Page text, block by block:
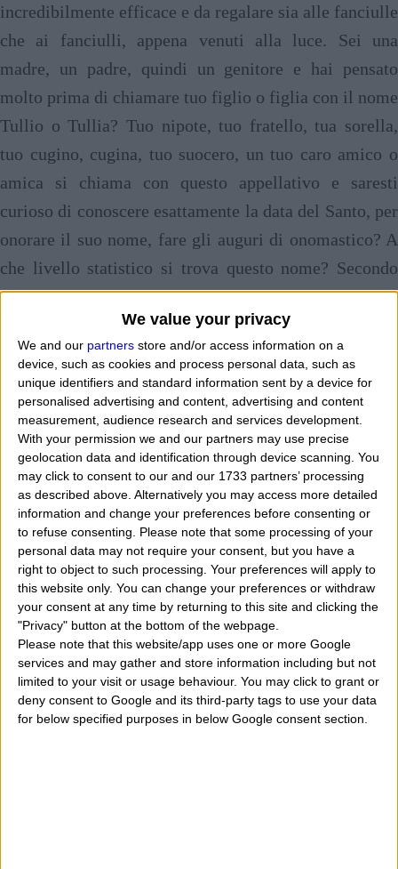
We value your privacy
We and our partners store and/or access information on a
device, such as cookies and process personal data, such as
unique identifiers and standard information sent by a device for
personalised advertising and content, advertising and content
measurement, audience research and services development.
With your permission we and our partners may use precise
geolocation data and identification through device scanning. You
may click to consent to our and our 1733 partners’ processing
as described above. Alternatively you may access more detailed
information and change your preferences before consenting or
to refuse consenting.
Please note that some processing of your
personal data may not require your consent, but you have a
right to object to such processing. Your preferences will apply to
this website only. You can change your preferences or withdraw
your consent at any time by returning to this site and clicking the
"Privacy" button at the bottom of the webpage.
Please note that this website/app uses one or more Google
services and may gather and store information including but not
limited to your visit or usage behaviour. You may click to grant or
deny consent to Google and its third-party tags to use your data
for below specified purposes in below Google consent section.
incredibilmente efficace e da regalare sia alle fanciulle
che ai fanciulli, appena venuti alla luce. Sei una
madre, un padre, quindi un genitore e hai pensato
molto prima di chiamare tuo figlio o figlia con il nome
Tullio o Tullia? Tuo nipote, tuo fratello, tua sorella,
tuo cugino, cugina, tuo suocero, un tuo caro amico o
amica si chiama con questo appellativo e saresti
curioso di conoscere esattamente la data del Santo, per
onorare il suo nome, fare gli auguri di onomastico? A
che livello statistico si trova questo nome? Secondo
voi qual è il senso, l'espressione, il concetto,
l'importanza, l'interesse, il valore culturale, il peso che
è possibile ritrovare in questo appellativo di uomo o di
donna? "Io sono nato Tullio e sono stracontento di
chiamarmi così sin da bambino e sono mia madre e
mio padre che hanno fatto una ricerca spasmodica
prima di trovarlo. Nella nostra piccola famiglia alcuni
parenti si chiamano Tullio o Tullia oppure usano
alcuni diminutivi o abbreviativi. Ditemi che
caratteristiche ha il nome Leonida per favore. Viglio
sapere
".Sai qual è la storia che c'è dietro questo tenace
nome, la fama, la reputazione, la notorietà e la
popolarità di questo termine molto sparso nel Mondo?
Tutti i dubbi ve li togliamo noi qui oggi. Magari avete
fatto già mente locale di qualcuno, personaggi famosi
della tv, celebrità dell'arte, della musica, dello